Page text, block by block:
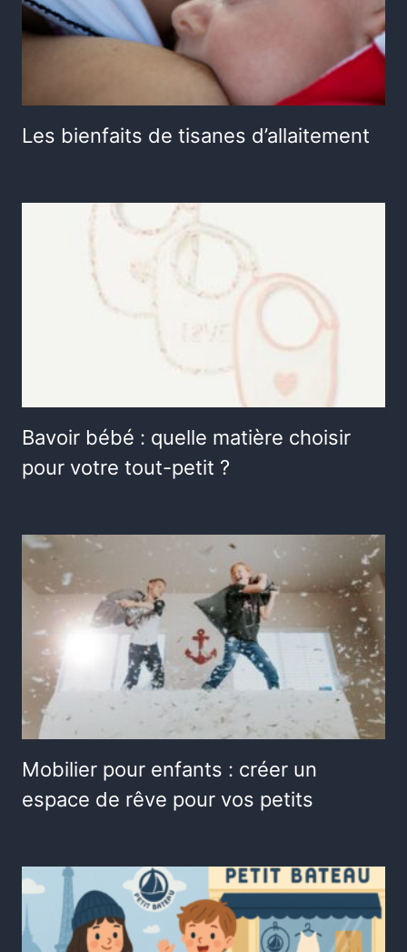
Les bienfaits de tisanes d’allaitement
Bavoir bébé : quelle matière choisir
pour votre tout-petit ?
Mobilier pour enfants : créer un
espace de rêve pour vos petits